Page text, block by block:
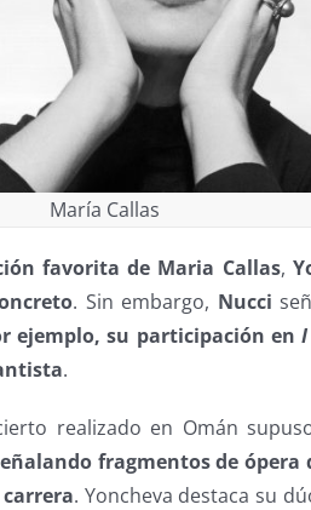
María Callas
favorita de Maria Callas,
. Sin embargo, Nucci
ejemplo, su participación en
.
realizado en Omán
fragmentos de ópera
. Yoncheva destaca su